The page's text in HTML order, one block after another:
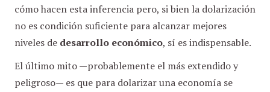
cómo hacen esta inferencia pero, si bien la dolarización
no es condición suficiente para alcanzar mejores
niveles de desarrollo económico, sí es indispensable.
El último mito —probablemente el más extendido y
peligroso— es que para dolarizar una economía se